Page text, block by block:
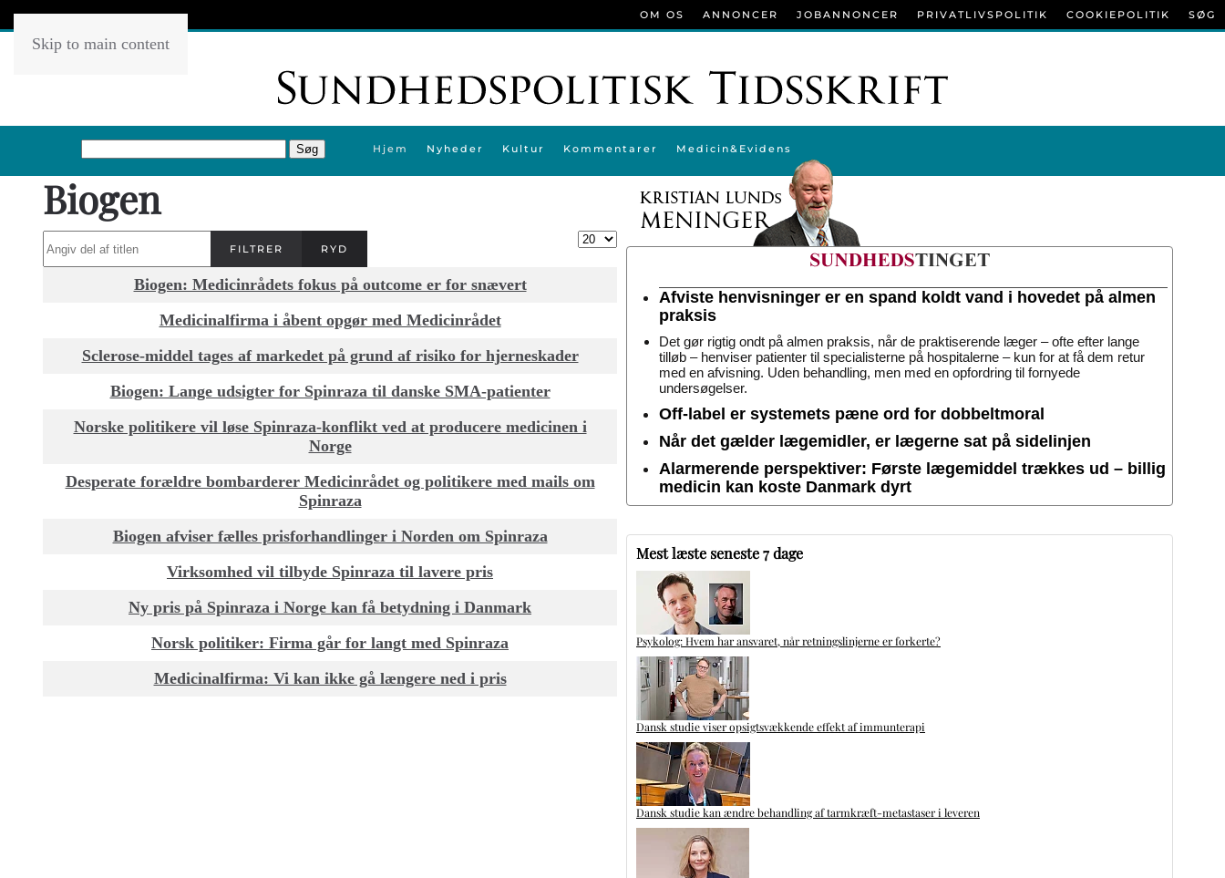
Skip to main content
Hjem Nyheder Kultur Kommentarer Medicin&Evidens
OM OS ANNONCER JOBANNONCER PRIVATLIVSPOLITIK COOKIEPOLITIK SØG
Biogen
FILTRER RYD
Vis #
Biogen: Medicinrådets fokus på outcome er for snævert
Medicinalfirma i åbent opgør med Medicinrådet
Sclerose-middel tages af markedet på grund af risiko for hjerneskader
Biogen: Lange udsigter for Spinraza til danske SMA-patienter
Norske politikere vil løse Spinraza-konflikt ved at producere medicinen i
Norge
Desperate forældre bombarderer Medicinrådet og politikere med mails om
Spinraza
Biogen afviser fælles prisforhandlinger i Norden om Spinraza
Virksomhed vil tilbyde Spinraza til lavere pris
Ny pris på Spinraza i Norge kan få betydning i Danmark
Norsk politiker: Firma går for langt med Spinraza
Medicinalfirma: Vi kan ikke gå længere ned i pris
Afviste henvisninger er en spand koldt vand i hovedet på almen
praksis
Det gør rigtig ondt på almen praksis, når de praktiserende læger – ofte efter lange
tilløb – henviser patienter til specialisterne på hospitalerne – kun for at få dem retur
med en afvisning. Uden behandling, men med en opfordring til fornyede
undersøgelser.
Off-label er systemets pæne ord for dobbeltmoral
Når det gælder lægemidler, er lægerne sat på sidelinjen
Alarmerende perspektiver: Første lægemiddel trækkes ud – billig
medicin kan koste Danmark dyrt
Mest læste seneste 7 dage
Psykolog: Hvem har ansvaret, når retningslinjerne er forkerte?
Dansk studie viser opsigtsvækkende effekt af immunterapi
Dansk studie kan ændre behandling af tarmkræft-metastaser i leveren